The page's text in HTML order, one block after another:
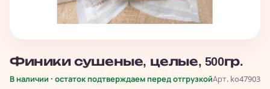
Финики сушеные, целые, 500гр.
В наличии · остаток подтверждаем перед отгрузкойАрт. ko47903